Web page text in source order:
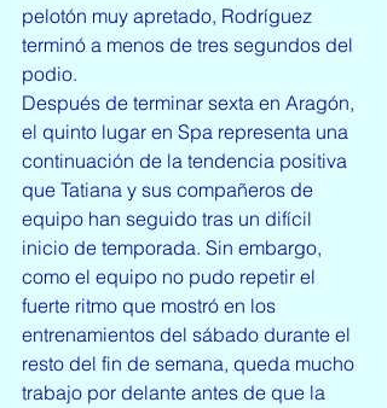
pelotón muy apretado, Rodríguez
terminó a menos de tres segundos del
podio.
Después de terminar sexta en Aragón,
el quinto lugar en Spa representa una
continuación de la tendencia positiva
que Tatiana y sus compañeros de
equipo han seguido tras un difícil
inicio de temporada. Sin embargo,
como el equipo no pudo repetir el
fuerte ritmo que mostró en los
entrenamientos del sábado durante el
resto del fin de semana, queda mucho
trabajo por delante antes de que la